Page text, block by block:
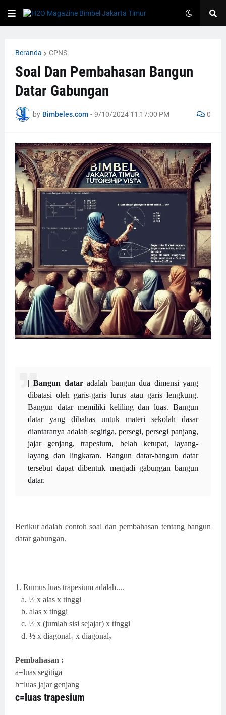
Beranda CPNS
Soal Dan Pembahasan Bangun
Datar Gabungan
by Bimbeles.com - 9/10/2024 11:17:00 PM 0
| Bangun dataradalah bangun dua dimensi yang
dibatasi oleh garis-garis lurus atau garis lengkung.
Bangun datar memiliki keliling dan luas. Bangun
datar yang dibahas untuk materi sekolah dasar
diantaranya adalah segitiga, persegi, persegi panjang,
jajar genjang, trapesium, belah ketupat, layang-
layang dan lingkaran. Bangun datar-bangun datar
tersebut dapat dibentuk menjadi gabungan bangun
datar.
Berikut adalah contoh soal dan pembahasan tentang bangun
datar gabungan.
1. Rumus luas trapesium adalah....
a. ½ x alas x tinggi
b. alas x tinggi
c. ½ x (jumlah sisi sejajar) x tinggi
d. ½ x diagonal₁ x diagonal₂
Pembahasan :
a=luas segitiga
b=luas jajar genjang
c=luas trapesium